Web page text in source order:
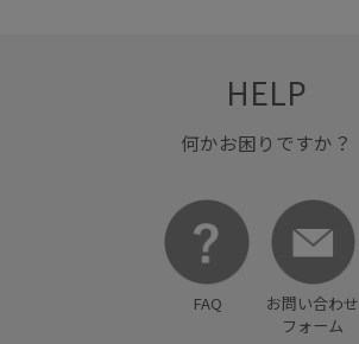
HELP
何かお困りですか？
FAQ
お問い合わせ
フォーム